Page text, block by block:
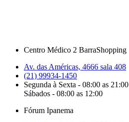
Centro Médico 2 BarraShopping
Av. das Américas, 4666 sala 408
(21) 99934-1450
Segunda à Sexta - 08:00 as 21:00
Sábados - 08:00 as 12:00
Fórum Ipanema